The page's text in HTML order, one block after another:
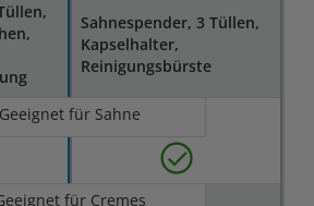
Sahnespender, 3 Tüllen,
Kapselhalter,
Reinigungsbürste
Geeignet für Sahne
für Cremes